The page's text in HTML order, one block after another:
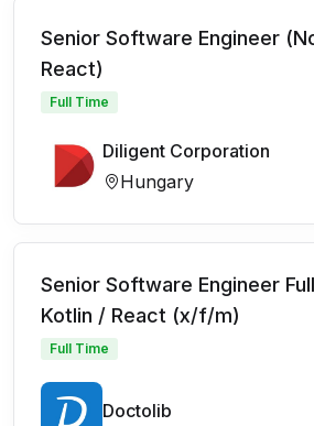
Senior Software Engineer
React)
Full Time
Diligent Corporation
Hungary
Senior Software Engineer
Kotlin / React (x/f/m)
Full Time
Doctolib